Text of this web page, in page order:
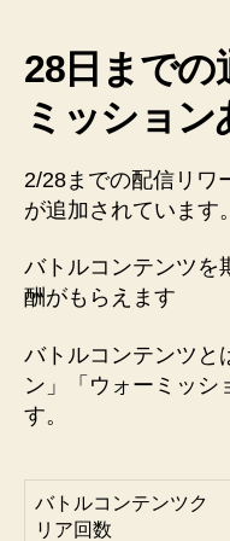
28日までの
ミッション
2/28までの配信リワ
が追加されています。
バトルコンテンツを
酬がもらえます
バトルコンテンツと
ン」「ウォーミッシ
す。
バトルコンテンツク
リア回数